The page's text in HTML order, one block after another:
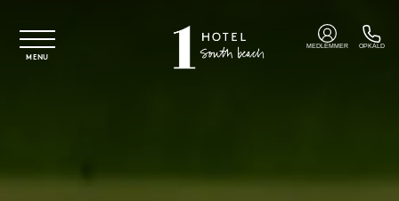
MENU
MEDLEMMER OPKALD